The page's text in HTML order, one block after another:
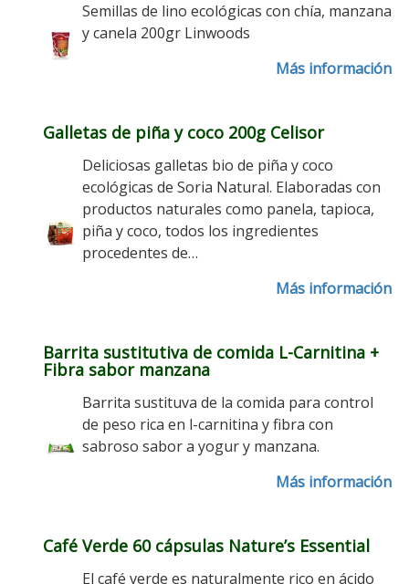
Semillas de lino ecológicas con chía, manzana
y canela 200gr Linwoods
Más información
Galletas de piña y coco 200g Celisor
Deliciosas galletas bio de piña y coco
ecológicas de Soria Natural. Elaboradas con
productos naturales como panela, tapioca,
piña y coco, todos los ingredientes
procedentes de…
Más información
Barrita sustitutiva de comida L-Carnitina +
Fibra sabor manzana
Barrita sustituva de la comida para control
de peso rica en l-carnitina y fibra con
sabroso sabor a yogur y manzana.
Más información
Café Verde 60 cápsulas Nature’s Essential
El café verde es naturalmente rico en ácido